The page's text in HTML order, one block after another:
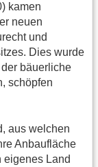
kamen
neuen
und
Dies wurde
bäuerliche
schöpfen
aus welchen
Anbaufläche
eigenes Land